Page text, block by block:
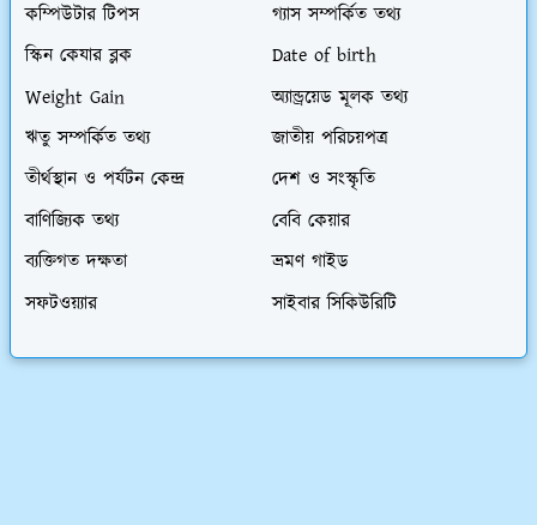
কম্পিউটার টিপস
গ্যাস সম্পর্কিত তথ্য
স্কিন কেযার ব্লক
Date of birth
Weight Gain
অ্যান্ড্রয়েড মূলক তথ্য
ঋতু সম্পর্কিত তথ্য
জাতীয় পরিচয়পত্র
তীর্থস্থান ও পর্যটন কেন্দ্র
দেশ ও সংস্কৃতি
বাণিজ্যিক তথ্য
বেবি কেয়ার
ব্যক্তিগত দক্ষতা
ভ্রমণ গাইড
সফটওয়্যার
সাইবার সিকিউরিটি